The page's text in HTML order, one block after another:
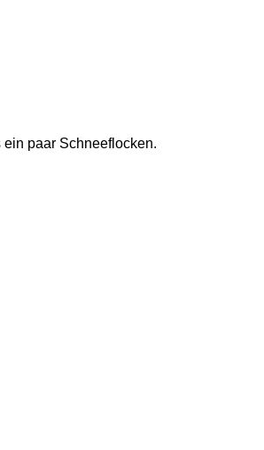
ein paar Schneeflocken.